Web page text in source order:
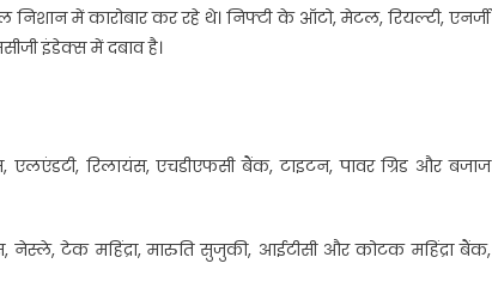
में कारोबार कर रहे थे। निफ्टी के ऑटो, मेटल, रियल्टी, एनर्जी
इंडेक्स में दबाव है।
रिलायंस, एचडीएफसी बैंक, टाइटन, पावर ग्रिड और बजाज
नेस्ले, टेक महिंद्रा, मारुति सुजुकी, आईटीसी और कोटक महिंद्रा बैंक,